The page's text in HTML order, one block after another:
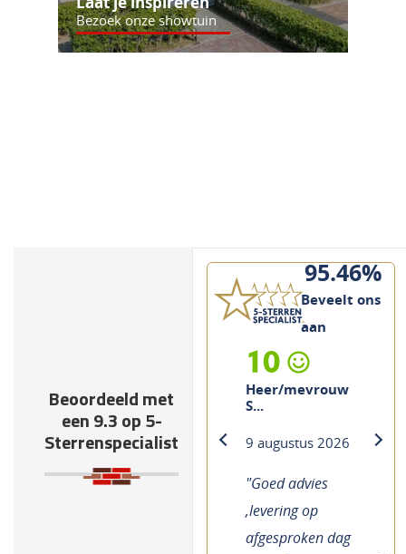
Bezoek onze showtuin
Beoordeeld met
een 9.3 op 5-
Sterrenspecialist
95.46%
Beveelt ons
aan
10
Heer/mevrouw
S...
9 augustus 2026
"Goed advies
,levering op
afgesproken dag
previous next